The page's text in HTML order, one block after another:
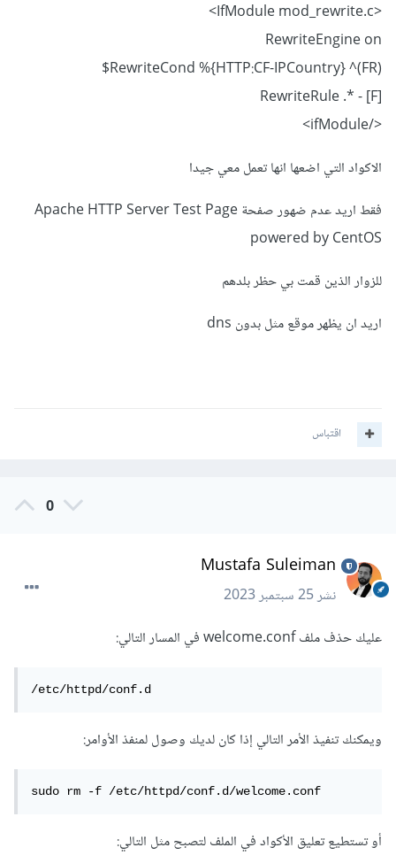
<IfModule mod_rewrite.c>
RewriteEngine on
RewriteCond %{HTTP:CF-IPCountry} ^(FR)$
RewriteRule .* - [F]
</ifModule>
الاكواد التي اضعها انها تعمل معي جيدا
فقط اريد عدم ضهور صفحة Apache HTTP Server Test Page
powered by CentOS
للزوار الذين قمت بي حظر بلدهم
اريد ان يظهر موقع مثل بدون dns
اقتباس
0
Mustafa Suleiman
نشر25 سبتمبر 2023
عليك حذف ملف welcome.conf في المسار التالي:
/etc/httpd/conf.d
ويمكنك تنفيذ الأمر التالي إذا كان لديك وصول لمنفذ الأوامر:
sudo rm -f /etc/httpd/conf.d/welcome.conf
أو تستطيع تعليق الأكواد في الملف لتصبح مثل التالي: